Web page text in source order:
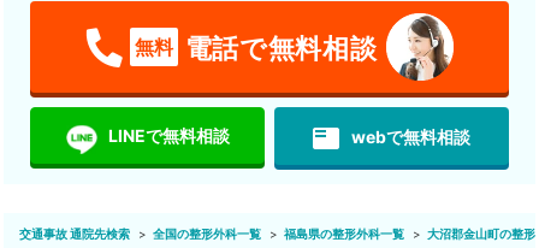
無料 電話で無料相談
LINEで無料相談 featured_play_list webで無料相談
交通事故 通院先検索 全国の整形外科一覧 福島県の整形外科一覧 大沼郡金山町の整形